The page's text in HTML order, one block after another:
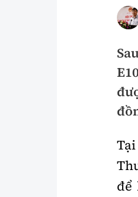
An ninh hình sự
để